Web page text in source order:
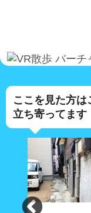
バーチ
ここを見た方は
立ち寄ってます